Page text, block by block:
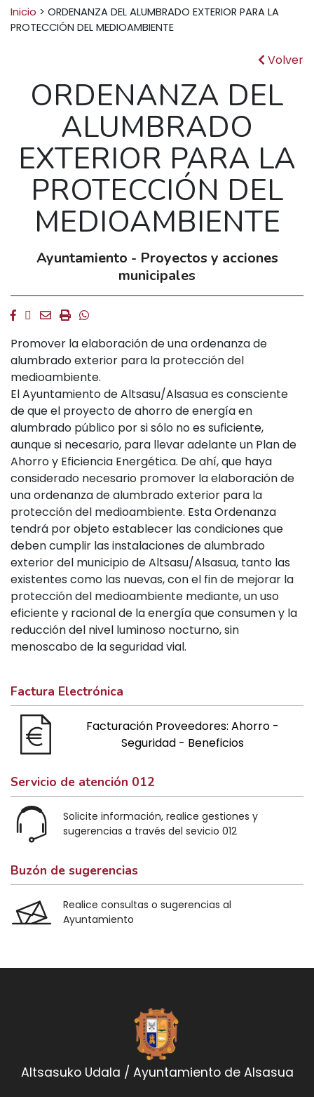
Buscar:
Inicio > ORDENANZA DEL ALUMBRADO EXTERIOR PARA LA
PROTECCIÓN DEL MEDIOAMBIENTE
Volver
ORDENANZA DEL
ALUMBRADO
EXTERIOR PARA LA
PROTECCIÓN DEL
MEDIOAMBIENTE
Ayuntamiento - Proyectos y acciones
municipales
Facebook
Twitter
EmailImprimirWhatsapp
Promover la elaboración de una ordenanza de
alumbrado exterior para la protección del
medioambiente.
El Ayuntamiento de Altsasu/Alsasua es consciente
de que el proyecto de ahorro de energía en
alumbrado público por si sólo no es suficiente,
aunque si necesario, para llevar adelante un Plan de
Ahorro y Eficiencia Energética. De ahí, que haya
considerado necesario promover la elaboración de
una ordenanza de alumbrado exterior para la
protección del medioambiente. Esta Ordenanza
tendrá por objeto establecer las condiciones que
deben cumplir las instalaciones de alumbrado
exterior del municipio de Altsasu/Alsasua, tanto las
existentes como las nuevas, con el fin de mejorar la
protección del medioambiente mediante, un uso
eficiente y racional de la energía que consumen y la
reducción del nivel luminoso nocturno, sin
menoscabo de la seguridad vial.
Factura Electrónica
Facturación Proveedores: Ahorro -
Seguridad - Beneficios
Servicio de atención 012
Solicite información, realice gestiones y
sugerencias a través del sevicio 012
Buzón de sugerencias
Realice consultas o sugerencias al
Ayuntamiento
Altsasuko Udala / Ayuntamiento de Alsasua